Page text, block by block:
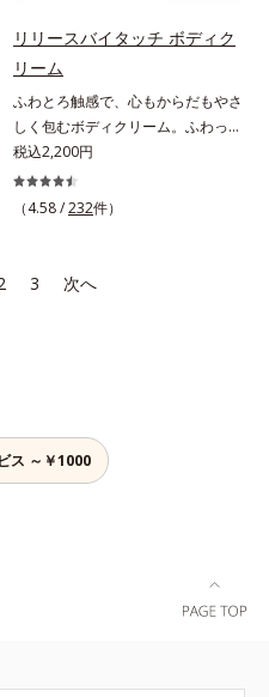
実現できなかった、“濃密なうるお
つの感触の両立に成功。ごわつく年
齢肌を柔肌に整え、未体験の肌感触
を叶えます。*1 保湿*2 年齢に応じ
たお手入れ *3 D.N.A.＝Daily New
Approach*4 HSP含有酵母エキス＝
保湿成分*5 角層内
リリースバイタッチ ボディク
リーム
ふわとろ触感で、心もからだもやさ
しく包むボディクリーム。ふわっと
軽やかで、ぽよっと弾むユニーク触
感。なじませると摩擦と皮膚温でほ
どけるボディクリームです。うっと
に吸い付くようなしっとりもちもち
てください。
税込2,200円
（4.58 /232件）
3 次へ
ス ～￥1000